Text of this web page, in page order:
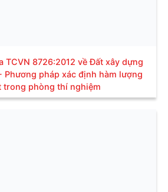
TCVN 8726:2012 về Đất xây dựng
pháp xác định hàm lượng
trong phòng thí nghiệm